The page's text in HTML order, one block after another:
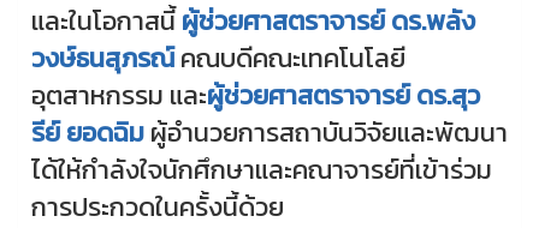
และในโอกาสนี้ผู้ช่วยศาสตราจารย์ ดร.พลัง
วงษ์ธนสุภรณ์คณบดีคณะเทคโนโลยี
อุตสาหกรรม และผู้ช่วยศาสตราจารย์ ดร.สุว
รีย์ ยอดฉิมผู้อำนวยการสถาบันวิจัยและพัฒนา
ได้ให้กำลังใจนักศึกษาและคณาจารย์ที่เข้าร่วม
การประกวดในครั้งนี้ด้วย